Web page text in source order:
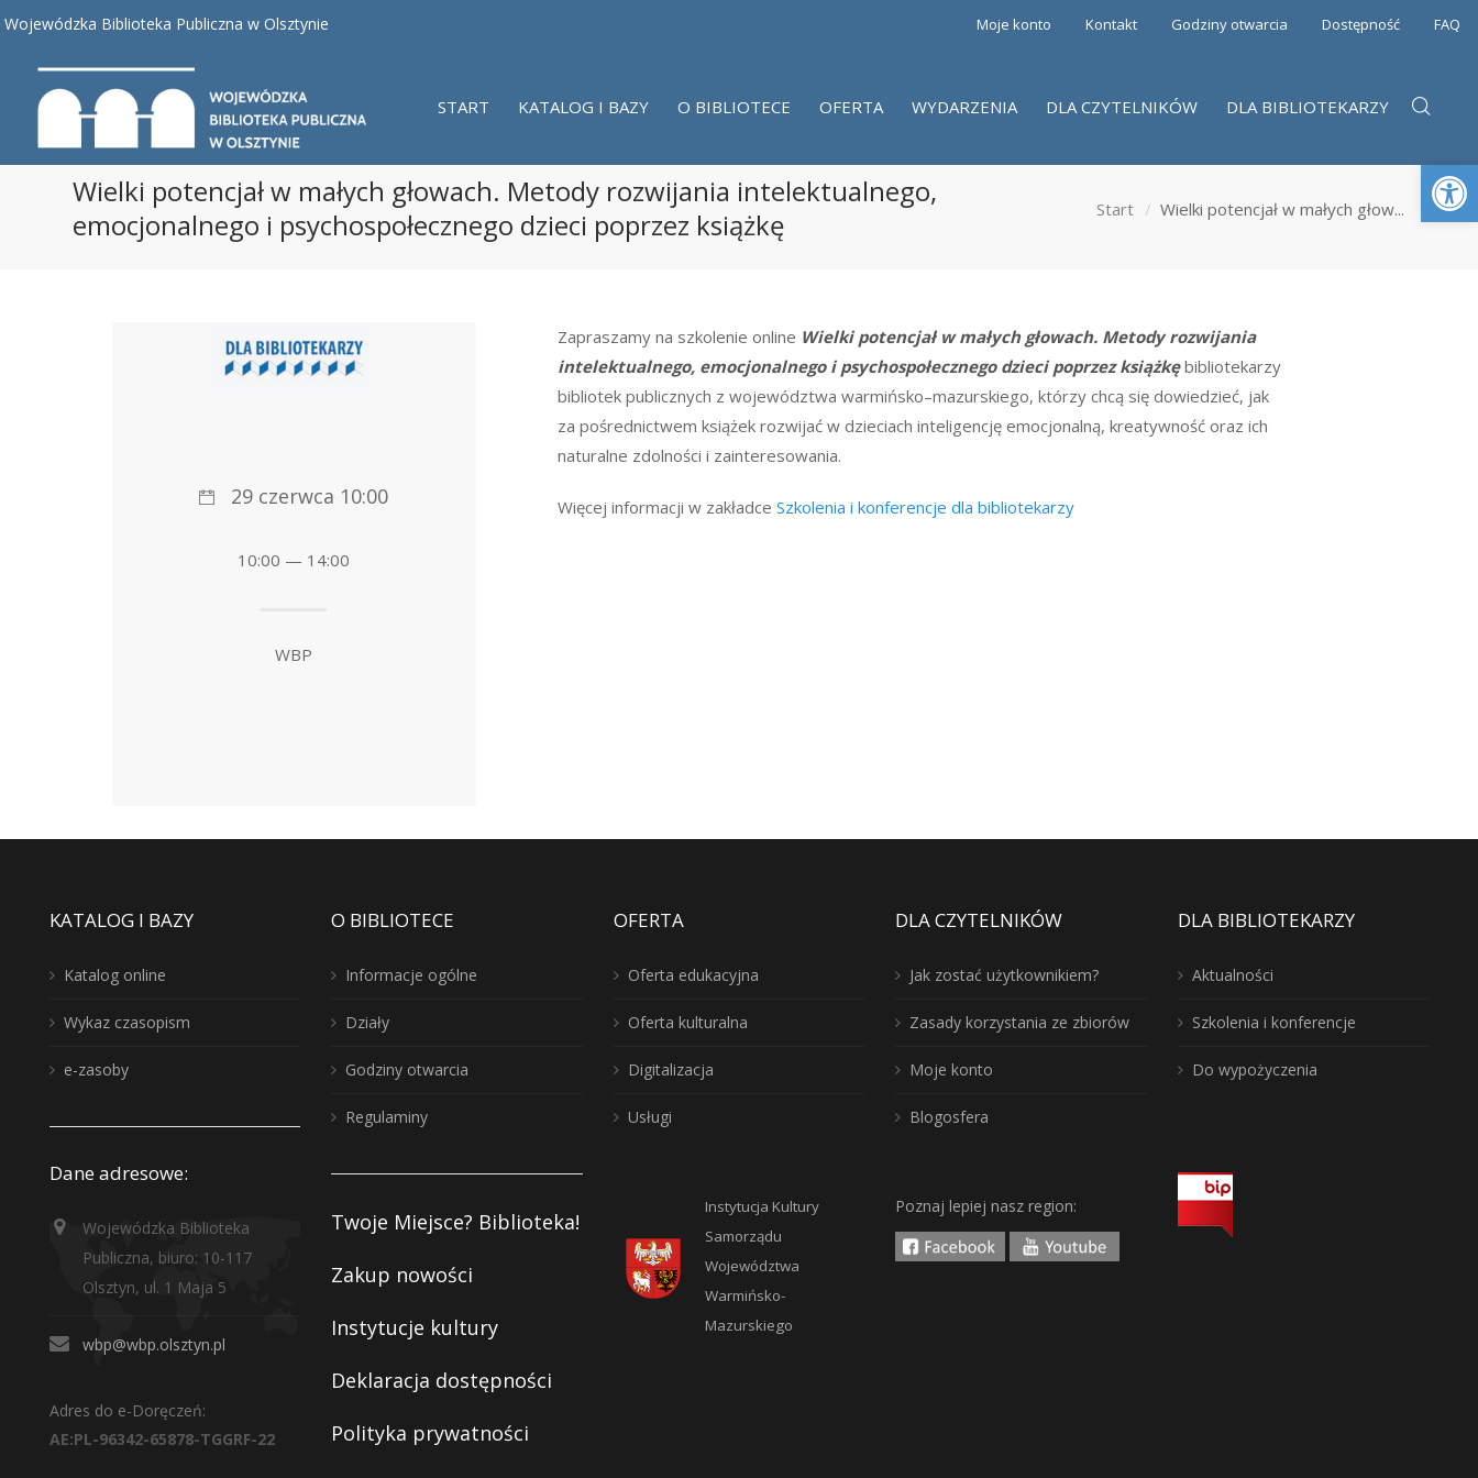
Wojewódzka Biblioteka Publiczna w Olsztynie Moje konto Kontakt Godziny otwarcia Dostępność FAQ
START KATALOG I BAZY O BIBLIOTECE OFERTA WYDARZENIA DLA CZYTELNIKÓW DLA BIBLIOTEKARZY
Wielki potencjał w małych głowach. Metody rozwijania intelektualnego,
emocjonalnego i psychospołecznego dzieci poprzez książkę
Start Wielki potencjał w małych głow...
Zapraszamy na szkolenie online Wielki potencjał w małych głowach. Metody rozwijania
intelektualnego, emocjonalnego i psychospołecznego dzieci poprzez książkę bibliotekarzy
bibliotek publicznych z województwa warmińsko–mazurskiego, którzy chcą się dowiedzieć, jak
za pośrednictwem książek rozwijać w dzieciach inteligencję emocjonalną, kreatywność oraz ich
naturalne zdolności i zainteresowania.
Więcej informacji w zakładce Szkolenia i konferencje dla bibliotekarzy
29 czerwca 10:00
10:00 — 14:00
WBP
KATALOG I BAZY
Katalog online
Wykaz czasopism
e-zasoby
Dane adresowe:
Wojewódzka Biblioteka
Publiczna, biuro: 10-117
Olsztyn, ul. 1 Maja 5
wbp@wbp.olsztyn.pl
Adres do e-Doręczeń:
AE:PL-96342-65878-TGGRF-22
O BIBLIOTECE
Informacje ogólne
Działy
Godziny otwarcia
Regulaminy
Twoje Miejsce? Biblioteka!
Zakup nowości
Instytucje kultury
Deklaracja dostępności
Polityka prywatności
OFERTA
Oferta edukacyjna
Oferta kulturalna
Digitalizacja
Usługi
Instytucja Kultury
Samorządu
Województwa
Warmińsko-
Mazurskiego
DLA CZYTELNIKÓW
Jak zostać użytkownikiem?
Zasady korzystania ze zbiorów
Moje konto
Blogosfera
Poznaj lepiej nasz region:
DLA BIBLIOTEKARZY
Aktualności
Szkolenia i konferencje
Do wypożyczenia